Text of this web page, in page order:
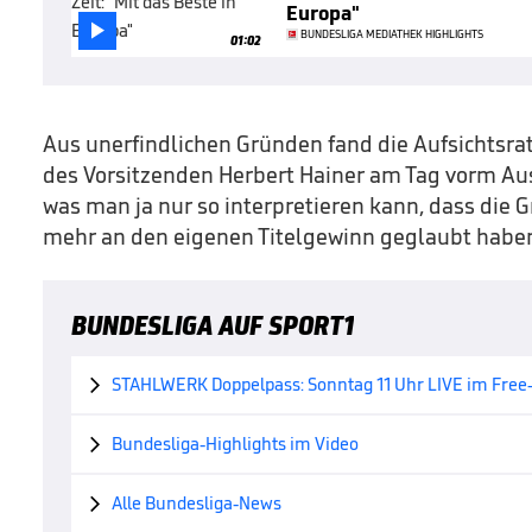
 01:02
Europa"
BUNDESLIGA MEDIATHEK HIGHLIGHTS
Aus unerfindlichen Gründen fand die
des Vorsitzenden Herbert Hainer am Tag vorm
was man ja nur so interpretieren kann, dass die
mehr an den eigenen Titelgewinn geglaubt
BUNDESLIGA AUF SPORT1
 STAHLWERK Doppelpass: Sonntag 11 Uhr LIVE im
 Bundesliga-Highlights im Video
 Alle Bundesliga-News